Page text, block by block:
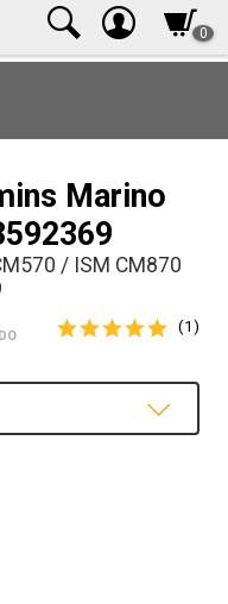
0
Marino
/ ISM CM870
(1)